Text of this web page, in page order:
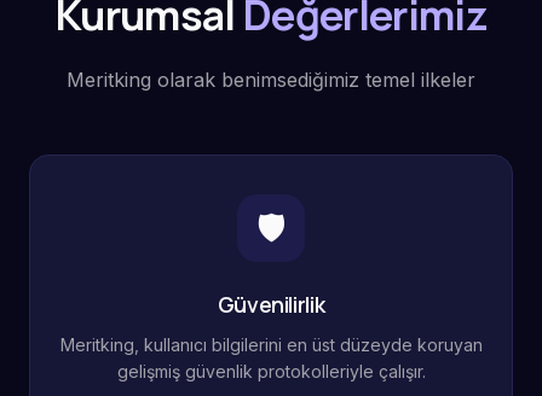
Kurumsal Değerlerimiz
Meritking olarak benimsediğimiz temel ilkeler
🛡️
Güvenilirlik
Meritking, kullanıcı bilgilerini en üst düzeyde koruyan
gelişmiş güvenlik protokolleriyle çalışır.